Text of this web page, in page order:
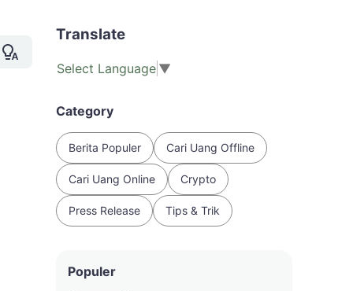
Translate
Select Language ▼
Category
Berita Populer Cari Uang Offline
Cari Uang Online Crypto
Press Release Tips & Trik
Populer